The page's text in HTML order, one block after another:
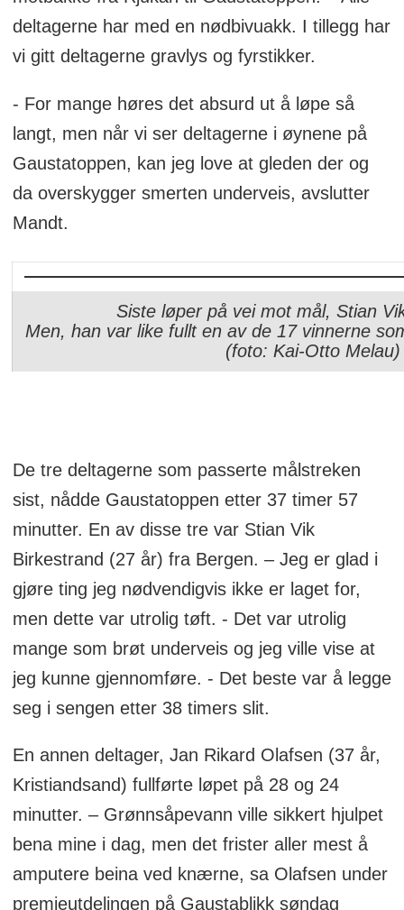
deltagerne har med en nødbivuakk. I tillegg har
vi gitt deltagerne gravlys og fyrstikker.
- For mange høres det absurd ut å løpe så
langt, men når vi ser deltagerne i øynene på
Gaustatoppen, kan jeg love at gleden der og
da overskygger smerten underveis, avslutter
Mandt.
Siste løper på vei mot mål, Stian
Men, han var like fullt en av de 17 vinnerne
(foto: Kai-Otto Melau)
De tre deltagerne som passerte målstreken
sist, nådde Gaustatoppen etter 37 timer 57
minutter. En av disse tre var Stian Vik
Birkestrand (27 år) fra Bergen. – Jeg er glad i
gjøre ting jeg nødvendigvis ikke er laget for,
men dette var utrolig tøft. - Det var utrolig
mange som brøt underveis og jeg ville vise at
jeg kunne gjennomføre. - Det beste var å legge
seg i sengen etter 38 timers slit.
En annen deltager, Jan Rikard Olafsen (37 år,
Kristiandsand) fullførte løpet på 28 og 24
minutter. – Grønnsåpevann ville sikkert hjulpet
bena mine i dag, men det frister aller mest å
amputere beina ved knærne, sa Olafsen under
premieutdelingen på Gaustablikk søndag